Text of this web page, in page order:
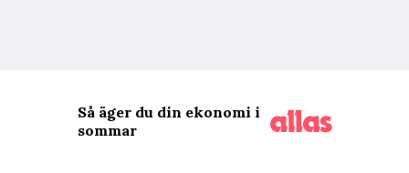
Så äger du din ekonomi i
sommar